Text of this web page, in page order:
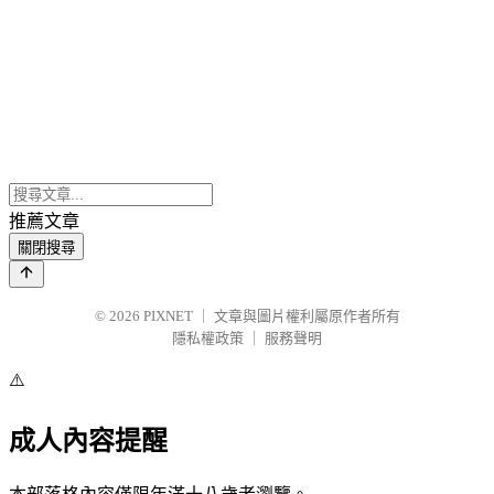
推薦文章
關閉搜尋
© 2026 PIXNET
文章與圖片權利屬原作者所有
隱私權政策
服務聲明
⚠️
成人內容提醒